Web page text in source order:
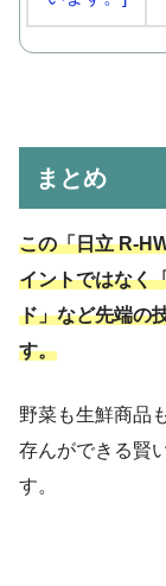
まとめ
この「日立 R-
イントではなく
ド」など先端の
す。
野菜も生鮮商品
存んができる賢